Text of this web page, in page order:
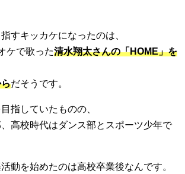
すキッカケになったのは、
ケで歌った清水翔太さんの「HOME」を
だそうです。
指していたものの、
高校時代はダンス部とスポーツ少年で
動を始めたのは高校卒業後なんです。